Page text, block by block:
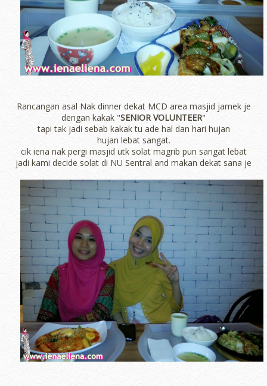
Rancangan asal Nak dinner dekat MCD area masjid jamek je
dengan kakak "SENIOR VOLUNTEER"
tapi tak jadi sebab kakak tu ade hal dan hari hujan
hujan lebat sangat.
cik iena nak pergi masjid utk solat magrib pun sangat lebat
jadi kami decide solat di NU Sentral and makan dekat sana je